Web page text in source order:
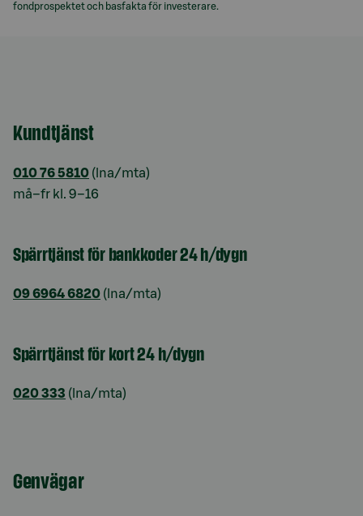
fondprospektet och basfakta för investerare.
Kundtjänst
010 76 5810 (lna/mta)
må–fr kl. 9–16
Spärrtjänst för bankkoder 24 h/dygn
09 6964 6820 (lna/mta)
Spärrtjänst för kort 24 h/dygn
020 333 (lna/mta)
Genvägar